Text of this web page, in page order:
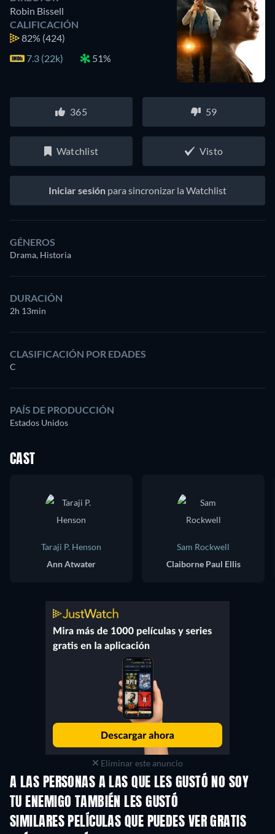
Robin Bissell
CALIFICACIÓN
82% (424)
7.3 (22k)
51%
365 59
Watchlist Visto
Iniciar sesión para sincronizar la Watchlist
GÉNEROS
Drama, Historia
DURACIÓN
2h 13min
CLASIFICACIÓN POR EDADES
C
PAÍS DE PRODUCCIÓN
Estados Unidos
CAST
Taraji P. Henson
Ann Atwater
Sam Rockwell
Claiborne Paul Ellis
Eliminar este anuncio
A LAS PERSONAS A LAS QUE LES GUSTÓ NO SOY
TU ENEMIGO TAMBIÉN LES GUSTÓ
SIMILARES PELÍCULAS QUE PUEDES VER GRATIS